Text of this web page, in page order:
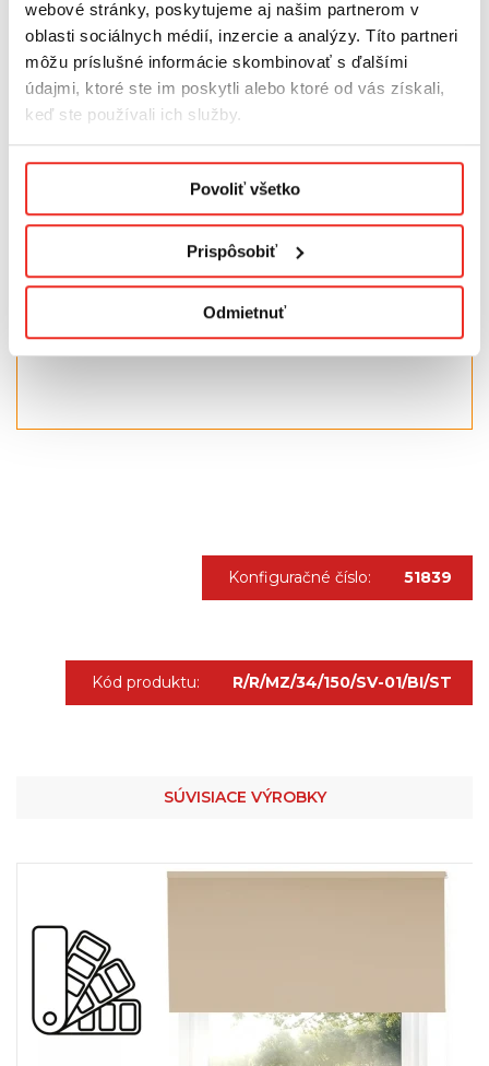
webové stránky, poskytujeme aj našim partnerom v
oblasti sociálnych médií, inzercie a analýzy. Títo partneri
môžu príslušné informácie skombinovať s ďalšími
údajmi, ktoré ste im poskytli alebo ktoré od vás získali,
keď ste používali ich služby.
Podmienky ochrany osobných údajov.
Povoliť všetko
Prispôsobiť
Odmietnuť
Pred nalepením rolety na okno povrch odmastíme, aby
sa zlepšila priľnavosťprvkov k oknu,odmasťovacie
utierkysú na tento účel ako stvorené a dajú sa zakúpiť
tu: LINK
V prípade okien s vetračkami alebo pri neotvárajúcich
oknách obsahuje sada príslušenstvo umožňujúce
inštaláciu rolety (túto možnosť prosím označte v
Produkt bude prispôsobený podľa požiadaviek
zákazníka. Je vyrábaný individuálne, na mieru.
Konfiguračné číslo: 51839
Kód produktu: R/R/MZ/34/150/SV-01/BI/ST
SÚVISIACE VÝROBKY